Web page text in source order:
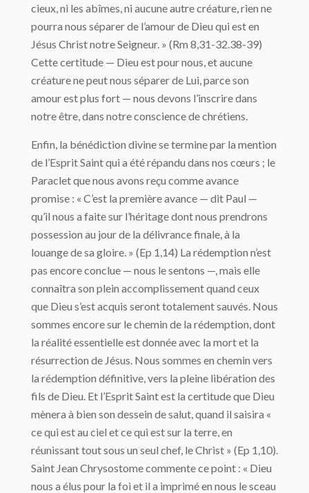
cieux, ni les abîmes, ni aucune autre créature, rien ne
pourra nous séparer de l’amour de Dieu qui est en
Jésus Christ notre Seigneur. » (Rm 8,31-32.38-39)
Cette certitude — Dieu est pour nous, et aucune
créature ne peut nous séparer de Lui, parce son
amour est plus fort — nous devons l’inscrire dans
notre être, dans notre conscience de chrétiens.
Enfin, la bénédiction divine se termine par la mention
de l’Esprit Saint qui a été répandu dans nos cœurs ; le
Paraclet que nous avons reçu comme avance
promise : « C’est la première avance — dit Paul —
qu’il nous a faite sur l’héritage dont nous prendrons
possession au jour de la délivrance finale, à la
louange de sa gloire. » (Ep 1,14) La rédemption n’est
pas encore conclue — nous le sentons —, mais elle
connaîtra son plein accomplissement quand ceux
que Dieu s’est acquis seront totalement sauvés. Nous
sommes encore sur le chemin de la rédemption, dont
la réalité essentielle est donnée avec la mort et la
résurrection de Jésus. Nous sommes en chemin vers
la rédemption définitive, vers la pleine libération des
fils de Dieu. Et l’Esprit Saint est la certitude que Dieu
mènera à bien son dessein de salut, quand il saisira «
ce qui est au ciel et ce qui est sur la terre, en
réunissant tout sous un seul chef, le Christ » (Ep 1,10).
Saint Jean Chrysostome commente ce point : « Dieu
nous a élus pour la foi et il a imprimé en nous le sceau